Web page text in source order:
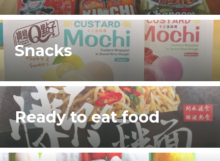
Snacks
Ready to eat food